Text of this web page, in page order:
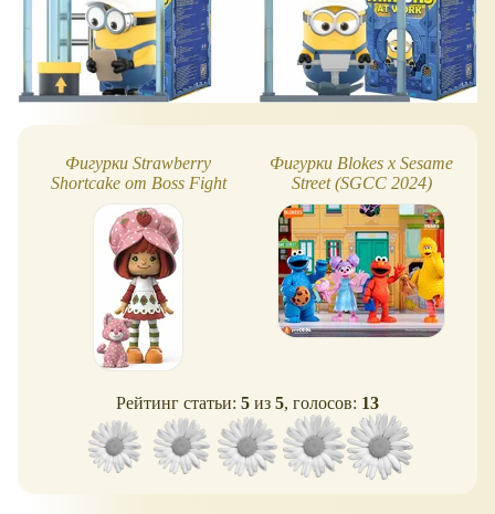
Фигурки Strawberry
Shortcake от Boss Fight
Studio, новинки 2023
Фигурки Blokes x Sesame
Street (SGCC 2024)
Рейтинг статьи: 5 из 5, голосов: 13